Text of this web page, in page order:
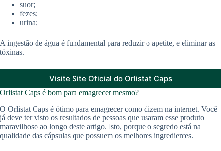
suor;
fezes;
urina;
A ingestão de água é fundamental para reduzir o apetite, e eliminar as
tóxinas.
Visite Site Oficial do Orlistat Caps
Orlistat Caps é bom para emagrecer mesmo?
O Orlistat Caps é ótimo para emagrecer como dizem na internet. Você
já deve ter visto os resultados de pessoas que usaram esse produto
maravilhoso ao longo deste artigo. Isto, porque o segredo está na
qualidade das cápsulas que possuem os melhores ingredientes.